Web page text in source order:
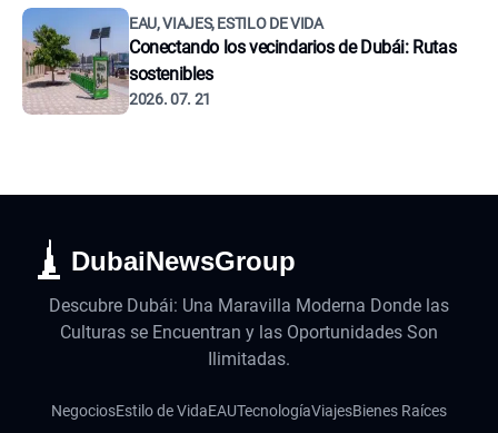
EAU, VIAJES, ESTILO DE VIDA
Conectando los vecindarios de Dubái: Rutas
sostenibles
2026. 07. 21
DubaiNewsGroup
Descubre Dubái: Una Maravilla Moderna Donde las
Culturas se Encuentran y las Oportunidades Son
Ilimitadas.
NegociosEstilo de VidaEAUTecnologíaViajesBienes Raíces